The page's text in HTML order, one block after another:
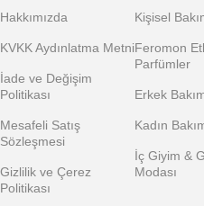
Hakkımızda
KVKK Aydınlatma Metni
İade ve Değişim
Politikası
Mesafeli Satış
Sözleşmesi
Gizlilik ve Çerez
Politikası
Kişisel
Feromon
Parfümler
Erkek
Kadın
İç Giyim &
Modası